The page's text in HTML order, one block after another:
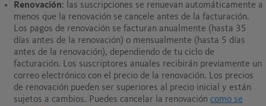
Renovación: las suscripciones se renuevan automáticamente a
menos que la renovación se cancele antes de la facturación.
Los pagos de renovación se facturan anualmente (hasta 35
días antes de la renovación) o mensualmente (hasta 5 días
antes de la renovación), dependiendo de tu ciclo de
facturación. Los suscriptores anuales recibirán previamente un
correo electrónico con el precio de la renovación. Los precios
de renovación pueden ser superiores al precio inicial y están
sujetos a cambios. Puedes cancelar la renovación como se